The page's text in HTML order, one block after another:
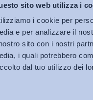
sito web utilizza i
i cookie per
e per analizzare il
sito con i nostri
i quali potrebbero
dal tuo utilizzo dei
Relazioni industriali
Salute e sicurezza
Welfare